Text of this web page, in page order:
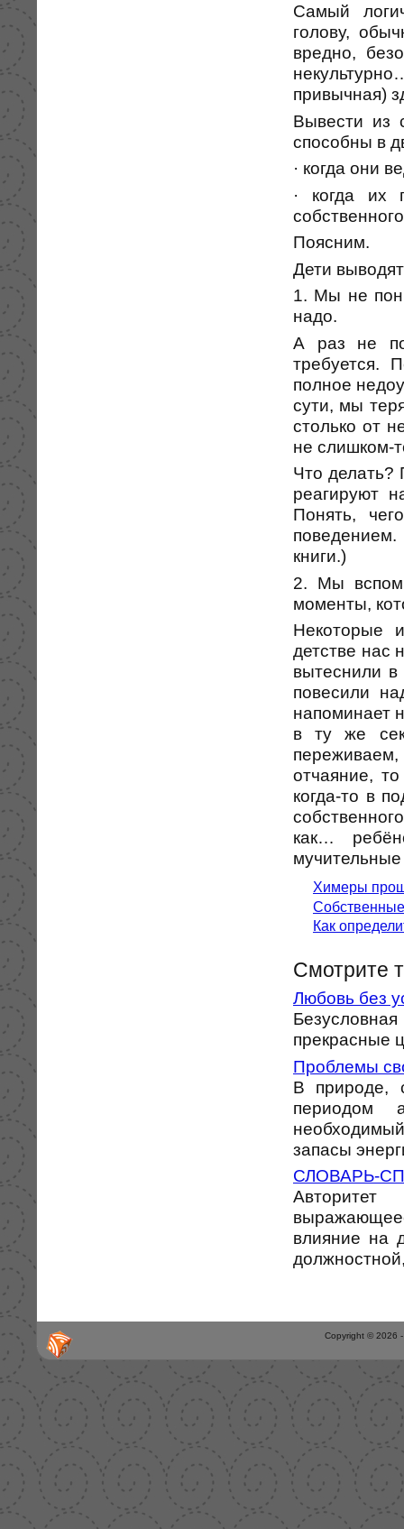
Самый
голову,
вредно,
привычная)
Вывести из
способны в
· когда они
· когда их
Поясним.
Дети
1. Мы не
надо.
А раз не
требуется.
полное
сути, мы
столько от
не слишком-
Что делать?
реагируют
Понять,
поведением.
книги.)
2. Мы
моменты,
Некоторые
детстве нас
вытеснили
повесили
напоминает
в ту же
отчаяние,
когда-то в
как…
Химеры
Собственные
Как
Смотрите
Любовь без
прекрасные
Проблемы
В природе,
периодом
запасы
СЛОВАРЬ-
влияние на
Copyright © 2026